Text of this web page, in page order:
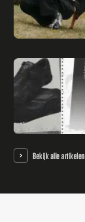
Bekijk alle artikelen